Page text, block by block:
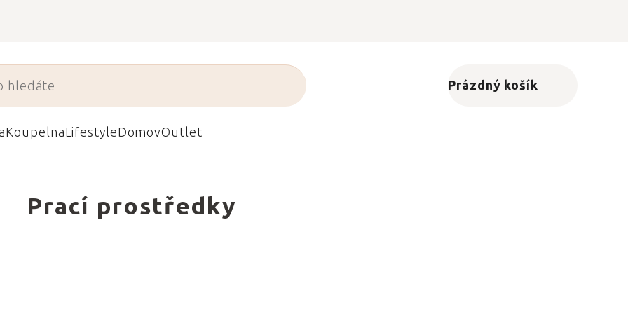
Nákupní košík
Prázdný košík
KoupelnaLifestyleDomovOutlet
Prací prostředky